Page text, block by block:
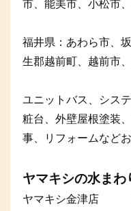
市、能美市、小松市
福井県：あわら市、
生郡越前町、越前市
ユニットバス、シス
粧台、外壁屋根塗装
事、リフォームなど
ヤマキシの水まわ
ヤマキシ金津店 福